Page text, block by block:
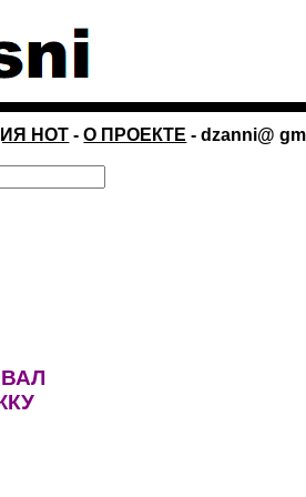
НОТ -О ПРОЕКТЕ - dzanni@